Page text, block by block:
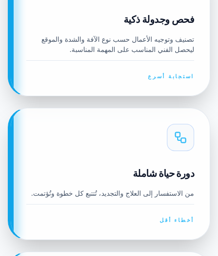
فحص وجدولة ذكية
تصنيف وتوجيه الأعمال حسب نوع الآفة والشدة والموقع
ليحصل الفني المناسب على المهمة المناسبة.
استجابة أسرع
دورة حياة شاملة
من الاستفسار إلى العلاج والتجديد، تُتتبع كل خطوة وتُؤتمت.
أخطاء أقل